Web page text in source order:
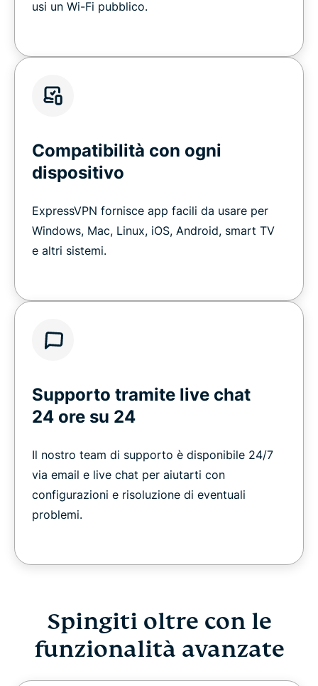
usi un Wi-Fi pubblico.
Compatibilità con ogni
dispositivo
ExpressVPN fornisce app facili da usare per
Windows, Mac, Linux, iOS, Android, smart TV
e altri sistemi.
Supporto tramite live chat
24 ore su 24
Il nostro team di supporto è disponibile 24/7
via email e live chat per aiutarti con
configurazioni e risoluzione di eventuali
problemi.
Spingiti oltre con le
funzionalità avanzate